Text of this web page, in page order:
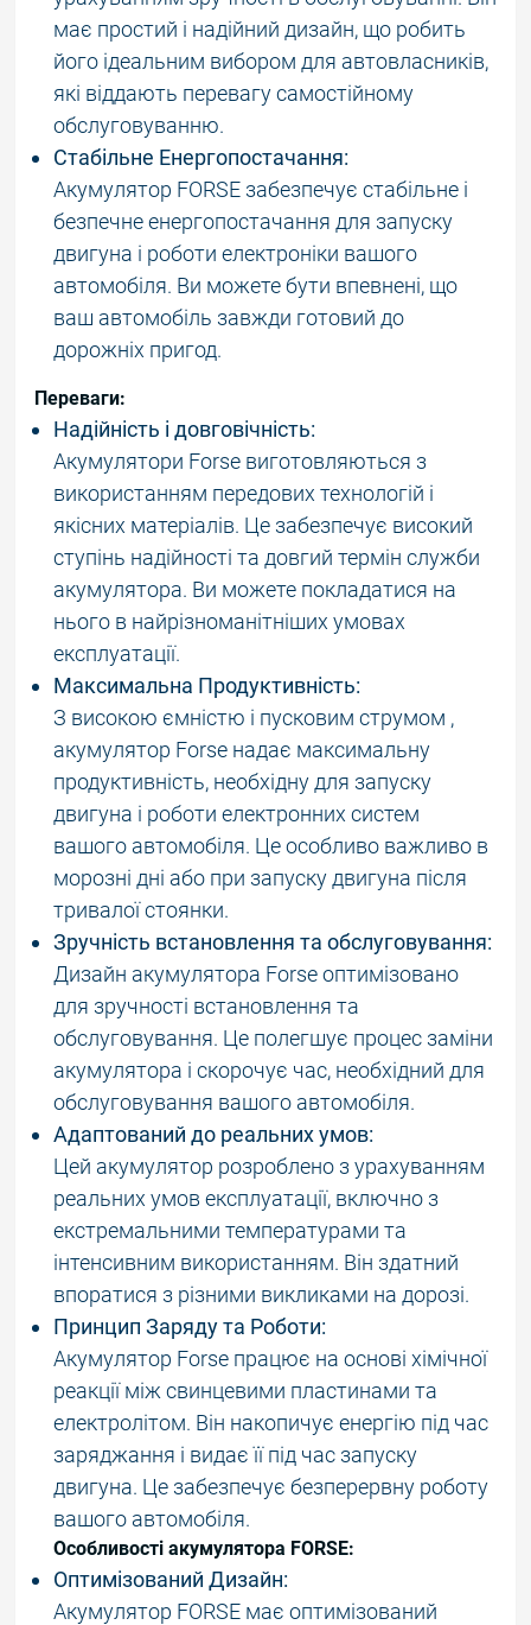
має простий і надійний дизайн, що робить
його ідеальним вибором для автовласників,
які віддають перевагу самостійному
обслуговуванню.
Стабільне Енергопостачання:
Акумулятор FORSE забезпечує стабільне і
безпечне енергопостачання для запуску
двигуна і роботи електроніки вашого
автомобіля. Ви можете бути впевнені, що
ваш автомобіль завжди готовий до
дорожніх пригод.
Переваги:
Надійність і довговічність:
Акумулятори Forse виготовляються з
використанням передових технологій і
якісних матеріалів. Це забезпечує високий
ступінь надійності та довгий термін служби
акумулятора. Ви можете покладатися на
нього в найрізноманітніших умовах
експлуатації.
Максимальна Продуктивність:
З високою ємністю і пусковим струмом ,
акумулятор Forse надає максимальну
продуктивність, необхідну для запуску
двигуна і роботи електронних систем
вашого автомобіля. Це особливо важливо в
морозні дні або при запуску двигуна після
тривалої стоянки.
Зручність встановлення та обслуговування:
Дизайн акумулятора Forse оптимізовано
для зручності встановлення та
обслуговування. Це полегшує процес заміни
акумулятора і скорочує час, необхідний для
обслуговування вашого автомобіля.
Адаптований до реальних умов:
Цей акумулятор розроблено з урахуванням
реальних умов експлуатації, включно з
екстремальними температурами та
інтенсивним використанням. Він здатний
впоратися з різними викликами на дорозі.
Принцип Заряду та Роботи:
Акумулятор Forse працює на основі хімічної
реакції між свинцевими пластинами та
електролітом. Він накопичує енергію під час
заряджання і видає її під час запуску
двигуна. Це забезпечує безперервну роботу
вашого автомобіля.
Особливості акумулятора FORSE:
Оптимізований Дизайн:
Акумулятор FORSE має оптимізований